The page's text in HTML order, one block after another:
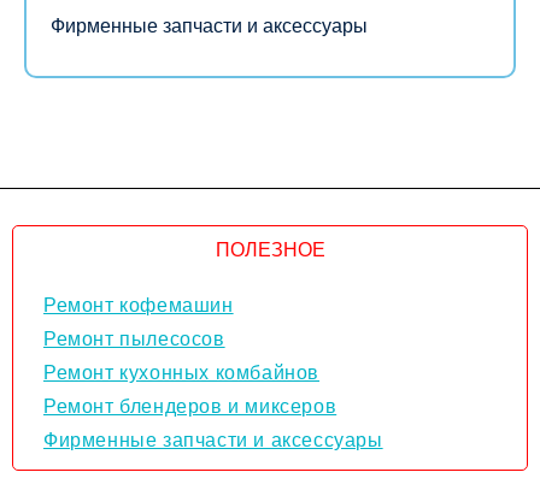
Фирменные запчасти и аксессуары
ПОЛЕЗНОЕ
Ремонт кофемашин
Ремонт пылесосов
Ремонт кухонных комбайнов
Ремонт блендеров и миксеров
Фирменные запчасти и аксессуары